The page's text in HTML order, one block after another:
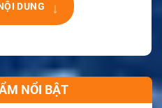
DUNG ↓
NỔI BẬT